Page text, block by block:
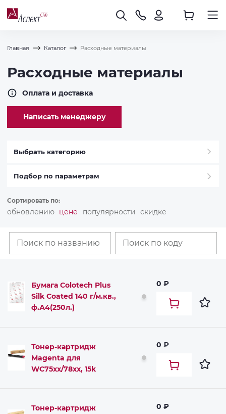
Главная Каталог Расходные материалы
Расходные материалы
Оплата и доставка
Написать менеджеру
Выбрать категорию
Подбор по параметрам
Сортировать по:
обновлению цене популярности скидке
Бумага Colotech Plus
Silk Coated 140 г/м.кв.,
ф.А4(250л.)
0 ₽
Тонер-картридж
Magenta для
WC75xx/78хх, 15k
0 ₽
Тонер-картридж
0 ₽